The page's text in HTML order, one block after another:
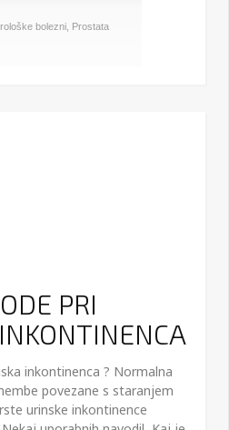
bolezni Prostata
PRI
inkontinenca ? Normalna
povezane s staranjem
urinske inkontinence